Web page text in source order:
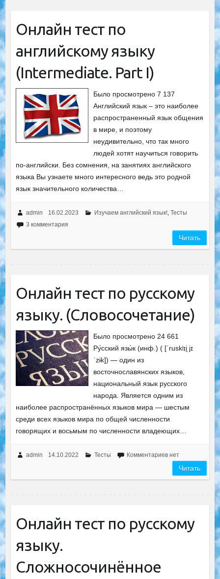
Онлайн тест по
английскому языку
(Intermediate. Part I)
Было просмотрено 7 137
Английский язык – это наиболее
распространенный язык общения
в мире, и поэтому
неудивительно, что так много
людей хотят научиться говорить
по-английски. Без сомнения, на занятиях английского
языка Вы узнаете много интересного ведь это родной
язык значительного количества…
admin 16.02.2023 Изучаем английский язык!, Тесты
3 комментария
Читать
Онлайн тест по русскому
языку. (Словосочетание)
Было просмотрено 24 661
Ру́сский язы́к (инф.) ( [ˈruskʲɪi̯ jɪ
ˈzɨk]) — один из
восточнославянских языков,
национальный язык русского
народа. Является одним из
наиболее распространённых языков мира — шестым
среди всех языков мира по общей численности
говорящих и восьмым по численности владеющих…
admin 14.10.2022 Тесты Комментариев нет
Читать
Онлайн тест по русскому
языку.
Сложносочинённое